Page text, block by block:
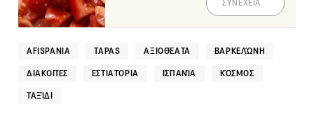
ΣΥΝΕΧΕΙΑ
AFISPANIA TAPAS ΑΞΙΟΘΈΑΤΑ ΒΑΡΚΕΛΏΝΗ
ΔΙΑΚΟΠΈΣ ΕΣΤΙΑΤΌΡΙΑ ΙΣΠΑΝΊΑ ΚΌΣΜΟΣ
ΤΑΞΊΔΙ